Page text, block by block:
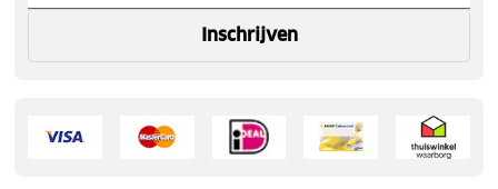
Inschrijven